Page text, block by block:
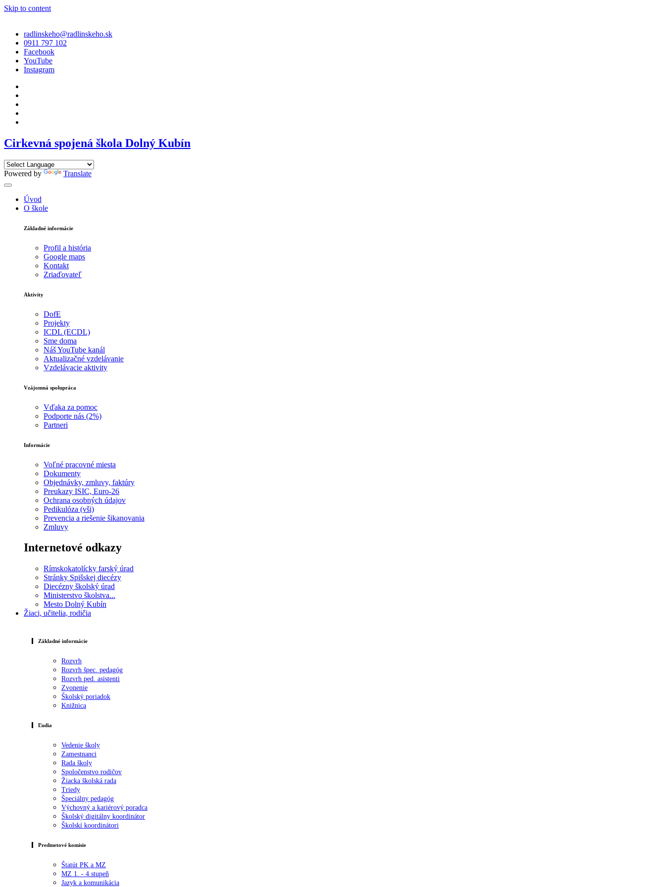
Skip to content
radlinskeho@radlinskeho.sk
0911 797 102
Facebook
YouTube
Instagram
Cirkevná spojená škola Dolný Kubín
Powered by Translate
Úvod
O škole
Základné informácie
Profil a história
Google maps
Kontakt
Zriaďovateľ
Aktivity
DofE
Projekty
ICDL (ECDL)
Sme doma
Náš YouTube kanál
Aktualizačné vzdelávanie
Vzdelávacie aktivity
Vzájomná spolupráca
Vďaka za pomoc
Podporte nás (2%)
Partneri
Informácie
Voľné pracovné miesta
Dokumenty
Objednávky, zmluvy, faktúry
Preukazy ISIC, Euro-26
Ochrana osobných údajov
Pedikulóza (vši)
Prevencia a riešenie šikanovania
Zmluvy
Internetové odkazy
Rímskokatolícky farský úrad
Stránky Spišskej diecézy
Diecézny školský úrad
Ministerstvo školstva...
Mesto Dolný Kubín
Žiaci, učitelia, rodičia
Základné informácie
Rozvrh
Rozvrh špec. pedagóg
Rozvrh ped. asistenti
Zvonenie
Školský poriadok
Knižnica
Ľudia
Vedenie školy
Zamestnanci
Rada školy
Spoločenstvo rodičov
Žiacka školská rada
Triedy
Špeciálny pedagóg
Výchovný a kariérový poradca
Školský digitálny koordinátor
Školskí koordinátori
Predmetové komisie
Štatút PK a MZ
MZ 1. - 4.stupeň
Jazyk a komunikácia